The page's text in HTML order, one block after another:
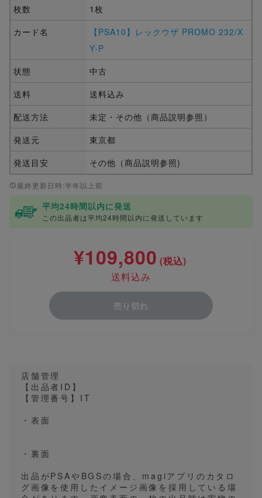
枚数
1枚
カード名
【PSA10】レックウザ PROMO 232/X
Y-P
状態
中古
送料
送料込み
配送方法
未定・その他（商品説明参照）
発送元
東京都
発送目安
その他（商品説明参照)
最終更新日時:半年以上前
平均24時間以内に発送
この出品者は平均24時間以内に発送しています
¥109,800 (税込)
送料込み
売り切れ
店舗管理
【出品者ID】
【管理番号】IT
・表面
・裏面
出品がPSAやBGSの場合、magiアプリのカタロ
グ画像を使用したイメージ画像を採用している場